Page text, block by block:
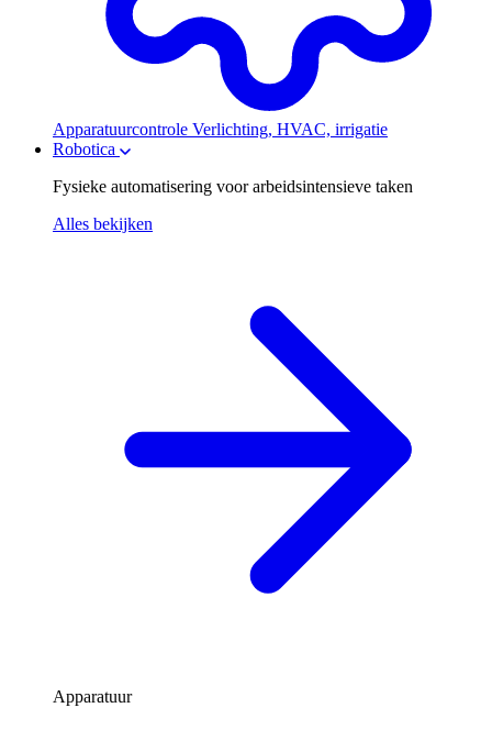
Apparatuurcontrole Verlichting, HVAC, irrigatie
Robotica
Fysieke automatisering voor arbeidsintensieve taken
Alles bekijken
Apparatuur